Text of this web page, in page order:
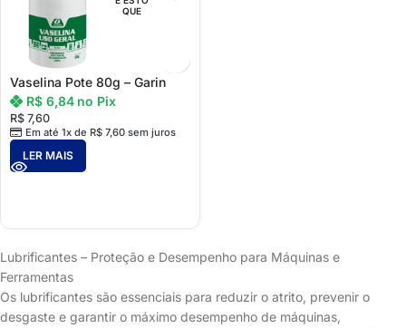
QUE
Vaselina Pote 80g – Garin
R$ 7,60
Em até 1x de R$7,60sem juros
R$6,84 no Pix
LER MAIS
Lubrificantes – Proteção e Desempenho para Máquinas e
Ferramentas
Os lubrificantes são essenciais para reduzir o atrito, prevenir o
desgaste e garantir o máximo desempenho de máquinas,